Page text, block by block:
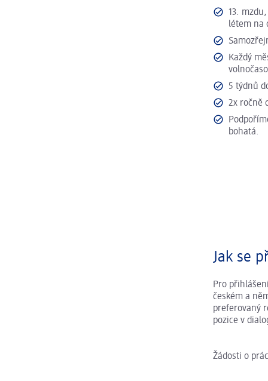
13.
létem na
Každý
5 týdnů
2x ročně
bohatá.
Jak se
Pro
českém a
preferovaný
pozice v
Žádosti o